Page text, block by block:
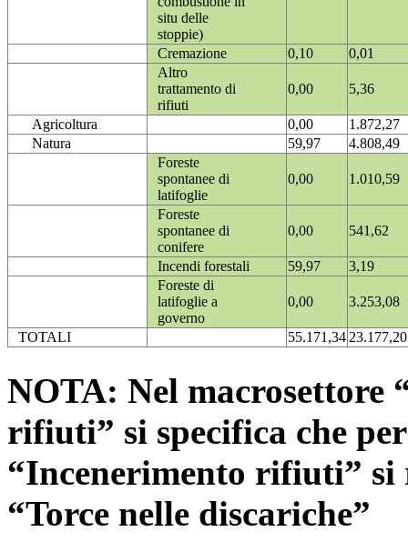
situ delle
stoppie)
Cremazione
0,10
0,01
Altro
trattamento di
rifiuti
0,00 5,36
Agricoltura 0,00
1.872,27
Natura
59,97
4.808,49
Foreste
spontanee di
latifoglie
0,00 1.010,59
Foreste
spontanee di
conifere
0,00 541,62
Incendi forestali 59,97
3,19
Foreste di
latifoglie a
governo
0,00 3.253,08
TOTALI 55.171,3423.177,20
NOTA: Nel macrosettore
rifiuti” si specifica che
“Incenerimento rifiuti”
“Torce nelle discariche”